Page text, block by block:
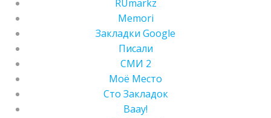
RUmarkz
Memori
Закладки Google
Писали
СМИ 2
Моё Место
Сто Закладок
Ваау!